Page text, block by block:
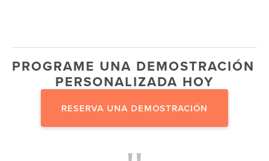
PROGRAME UNA DEMOSTRACIÓN
PERSONALIZADA HOY
RESERVA UNA DEMOSTRACIÓN